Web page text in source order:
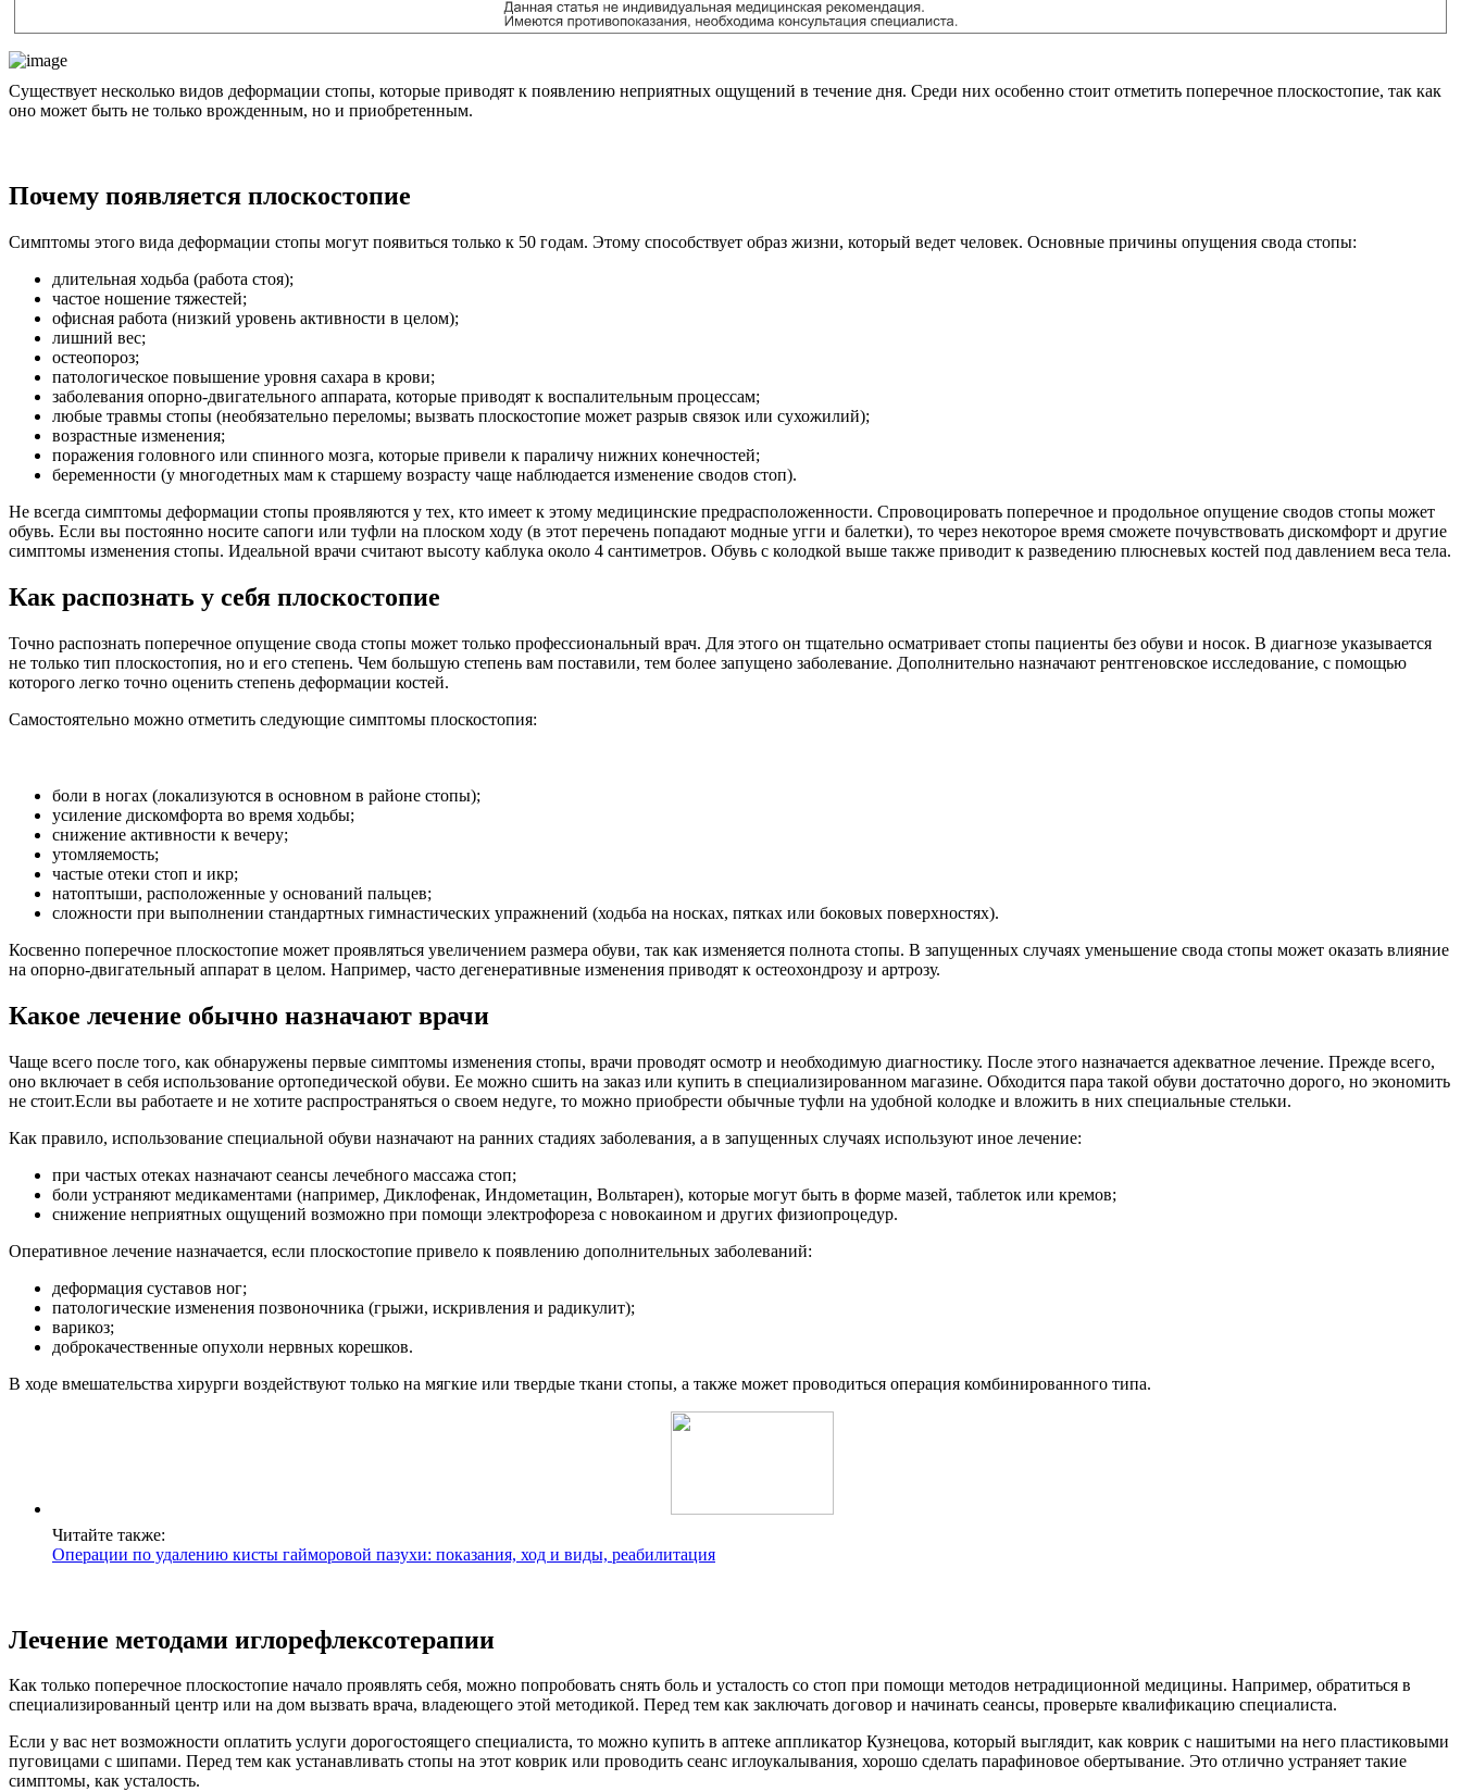
Существует несколько видов деформации стопы, которые приводят к появлению неприятных ощущений в течение дня. Среди них особенно стоит отметить поперечное плоскостопие, так как
оно может быть не только врожденным, но и приобретенным.
Почему появляется плоскостопие
Симптомы этого вида деформации стопы могут появиться только к 50 годам. Этому способствует образ жизни, который ведет человек. Основные причины опущения свода стопы:
длительная ходьба (работа стоя);
частое ношение тяжестей;
офисная работа (низкий уровень активности в целом);
лишний вес;
остеопороз;
патологическое повышение уровня сахара в крови;
заболевания опорно-двигательного аппарата, которые приводят к воспалительным процессам;
любые травмы стопы (необязательно переломы; вызвать плоскостопие может разрыв связок или сухожилий);
возрастные изменения;
поражения головного или спинного мозга, которые привели к параличу нижних конечностей;
беременности (у многодетных мам к старшему возрасту чаще наблюдается изменение сводов стоп).
Не всегда симптомы деформации стопы проявляются у тех, кто имеет к этому медицинские предрасположенности. Спровоцировать поперечное и продольное опущение сводов стопы может
обувь. Если вы постоянно носите сапоги или туфли на плоском ходу (в этот перечень попадают модные угги и балетки), то через некоторое время сможете почувствовать дискомфорт и другие
симптомы изменения стопы. Идеальной врачи считают высоту каблука около 4 сантиметров. Обувь с колодкой выше также приводит к разведению плюсневых костей под давлением веса тела.
Как распознать у себя плоскостопие
Точно распознать поперечное опущение свода стопы может только профессиональный врач. Для этого он тщательно осматривает стопы пациенты без обуви и носок. В диагнозе указывается
не только тип плоскостопия, но и его степень. Чем большую степень вам поставили, тем более запущено заболевание. Дополнительно назначают рентгеновское исследование, с помощью
которого легко точно оценить степень деформации костей.
Самостоятельно можно отметить следующие симптомы плоскостопия:
боли в ногах (локализуются в основном в районе стопы);
усиление дискомфорта во время ходьбы;
снижение активности к вечеру;
утомляемость;
частые отеки стоп и икр;
натоптыши, расположенные у оснований пальцев;
сложности при выполнении стандартных гимнастических упражнений (ходьба на носках, пятках или боковых поверхностях).
Косвенно поперечное плоскостопие может проявляться увеличением размера обуви, так как изменяется полнота стопы. В запущенных случаях уменьшение свода стопы может оказать влияние
на опорно-двигательный аппарат в целом. Например, часто дегенеративные изменения приводят к остеохондрозу и артрозу.
Какое лечение обычно назначают врачи
Чаще всего после того, как обнаружены первые симптомы изменения стопы, врачи проводят осмотр и необходимую диагностику. После этого назначается адекватное лечение. Прежде всего,
оно включает в себя использование ортопедической обуви. Ее можно сшить на заказ или купить в специализированном магазине. Обходится пара такой обуви достаточно дорого, но экономить
не стоит.Если вы работаете и не хотите распространяться о своем недуге, то можно приобрести обычные туфли на удобной колодке и вложить в них специальные стельки.
Как правило, использование специальной обуви назначают на ранних стадиях заболевания, а в запущенных случаях используют иное лечение:
при частых отеках назначают сеансы лечебного массажа стоп;
боли устраняют медикаментами (например, Диклофенак, Индометацин, Вольтарен), которые могут быть в форме мазей, таблеток или кремов;
снижение неприятных ощущений возможно при помощи электрофореза с новокаином и других физиопроцедур.
Оперативное лечение назначается, если плоскостопие привело к появлению дополнительных заболеваний:
деформация суставов ног;
патологические изменения позвоночника (грыжи, искривления и радикулит);
варикоз;
доброкачественные опухоли нервных корешков.
В ходе вмешательства хирурги воздействуют только на мягкие или твердые ткани стопы, а также может проводиться операция комбинированного типа.
Читайте также:
Операции по удалению кисты гайморовой пазухи: показания, ход и виды, реабилитация
Лечение методами иглорефлексотерапии
Как только поперечное плоскостопие начало проявлять себя, можно попробовать снять боль и усталость со стоп при помощи методов нетрадиционной медицины. Например, обратиться в
специализированный центр или на дом вызвать врача, владеющего этой методикой. Перед тем как заключать договор и начинать сеансы, проверьте квалификацию специалиста.
Если у вас нет возможности оплатить услуги дорогостоящего специалиста, то можно купить в аптеке аппликатор Кузнецова, который выглядит, как коврик с нашитыми на него пластиковыми
пуговицами с шипами. Перед тем как устанавливать стопы на этот коврик или проводить сеанс иглоукалывания, хорошо сделать парафиновое обертывание. Это отлично устраняет такие
симптомы, как усталость.